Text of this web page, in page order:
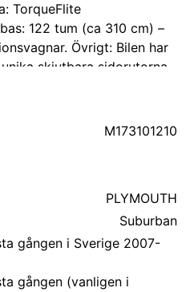
TorqueFlite
122 tum (ca 310 cm) –
Övrigt: Bilen har
skjutbara sidorutorna
1959 var sista
hos Plymouth, vilket
är
, ej bindande i detalj
Fordonsskattepliktigt
1980 mm Tjänstevikt
lastvikt 430 kg Totalvikt
2260 kg Skattevikt
M173101210
PLYMOUTH
Suburban
gången i Sverige 2007-
gången (vanligen i